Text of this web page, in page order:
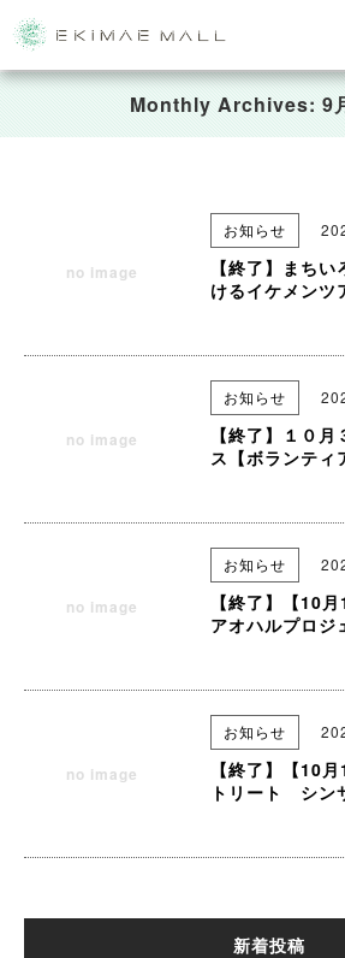
Monthly Archives: 9
no image
お知らせ
【終了】まち
けるイケメンツ
no image
お知らせ
【終了】１０
ス【ボランティ
no image
お知らせ
【終了】【10
アオハルプロ
no image
お知らせ
【終了】【10
トリート シン
新着投稿